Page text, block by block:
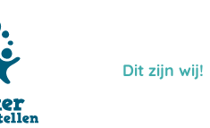
Dit zijn wij!